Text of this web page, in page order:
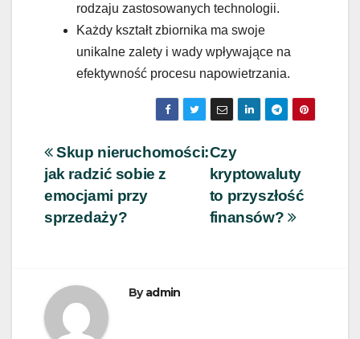
rodzaju zastosowanych technologii.
Każdy kształt zbiornika ma swoje
unikalne zalety i wady wpływające na
efektywność procesu napowietrzania.
Nawigacja
wpisu
Czy
kryptowaluty
to przyszłość
finansów?
Skup nieruchomości:
jak radzić sobie z
emocjami przy
sprzedaży?
Byadmin